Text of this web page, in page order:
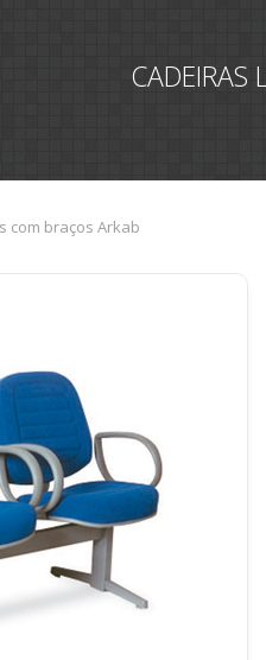
CADEIRAS
com braços Arkab